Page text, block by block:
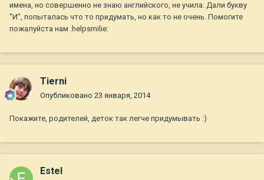
имена, но совершенно не знаю английского, не учила. Дали букву
"И", попыталась что то придумать, но как то не очень. Помогите
пожалуйста нам :helpsmilie:
Tierni
Опубликовано 23 января, 2014
Покажите, родителей, деток так легче придумывать :)
Estel